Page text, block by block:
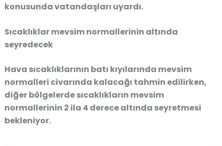
konusunda vatandaşları uyardı.
Sıcaklıklar mevsim normallerinin altında
seyredecek
Hava sıcaklıklarının batı kıyılarında mevsim
normalleri civarında kalacağı tahmin edilirken,
diğer bölgelerde sıcaklıkların mevsim
normallerinin 2 ila 4 derece altında seyretmesi
bekleniyor.